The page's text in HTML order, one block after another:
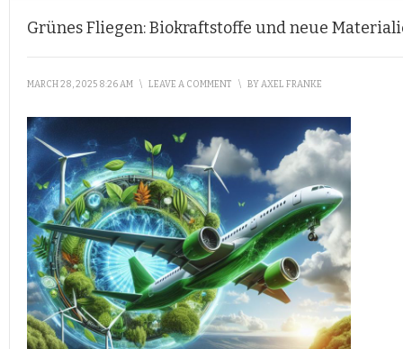
Grünes Fliegen: Biokraftstoffe und neue
MARCH 28, 2025 8:26 AM \ LEAVE A COMMENT \ BYAXEL FRANKE